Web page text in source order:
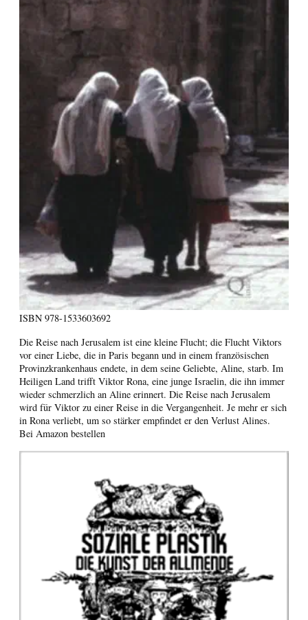
ISBN 978-1533603692
Die Reise nach Jerusalem ist eine kleine Flucht; die Flucht Viktors
vor einer Liebe, die in Paris begann und in einem französischen
Provinzkrankenhaus endete, in dem seine Geliebte, Aline, starb. Im
Heiligen Land trifft Viktor Rona, eine junge Israelin, die ihn immer
wieder schmerzlich an Aline erinnert. Die Reise nach Jerusalem
wird für Viktor zu einer Reise in die Vergangenheit. Je mehr er sich
in Rona verliebt, um so stärker empfindet er den Verlust Alines.
Bei Amazon bestellen